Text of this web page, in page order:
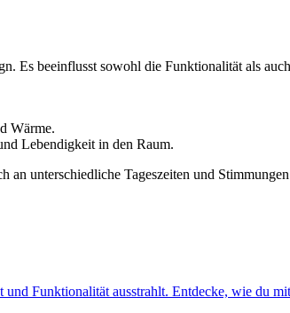
Es beeinflusst sowohl die Funktionalität als
Wärme.
Lebendigkeit in den Raum.
unterschiedliche Tageszeiten und
Funktionalität ausstrahlt. Entdecke, wie du